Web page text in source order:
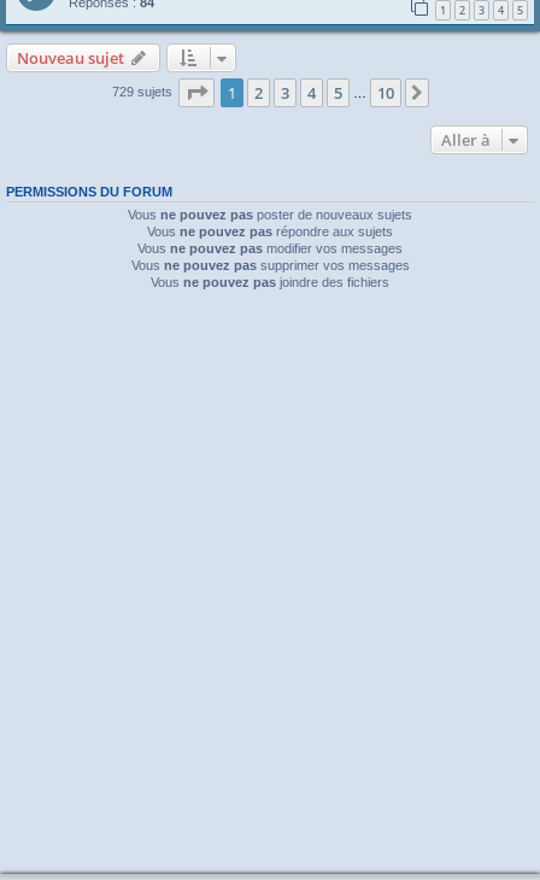
1 2 3 4 5
Nouveau sujet
729 sujets Page 1sur10
1 2 3 4 5 10
Aller à
PERMISSIONS DU FORUM
Vous ne pouvez pas poster de nouveaux sujets
Vous ne pouvez pas répondre aux sujets
Vous ne pouvez pas modifier vos messages
Vous ne pouvez passupprimer vos messages
Vous ne pouvez pas joindre des fichiers